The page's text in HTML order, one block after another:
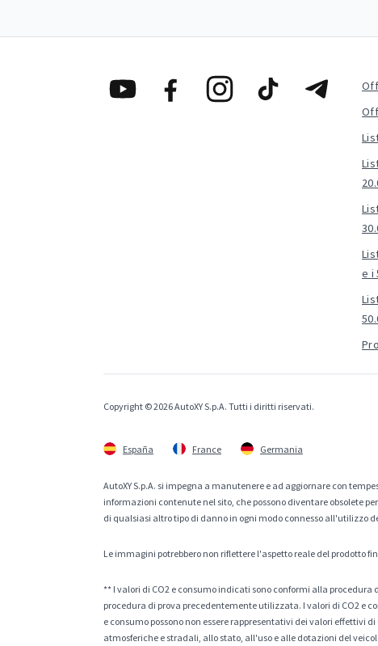
e i
Copyright © 2026 AutoXY S.p.A. Tutti i diritti riservati.
España France Germania
AutoXY S.p.A. si impegna a manutenere e ad aggiornare con
informazioni contenute nel sito, che possono diventare obsolete
di qualsiasi altro tipo di danno in ogni modo connesso all'utilizzo
Le immagini potrebbero non riflettere l'aspetto reale del prodotto
** I valori di CO2 e consumo indicati sono conformi alla procedura
procedura di prova precedentemente utilizzata. I valori di CO2 e
e consumo possono non essere rappresentativi dei valori effettivi
atmosferiche e stradali, allo stato, all'uso e alle dotazioni del